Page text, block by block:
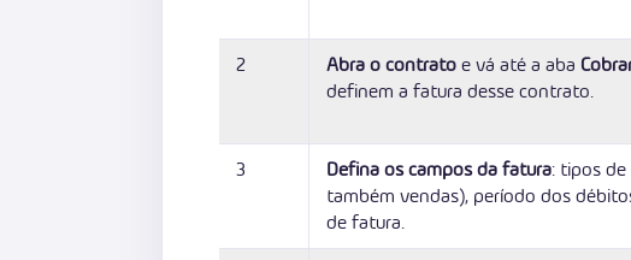
2 Abra o contratoe vá até a aba
definem a fatura desse contrato.
3 Defina os campos da fatura: tipos
também vendas), período dos
de fatura.